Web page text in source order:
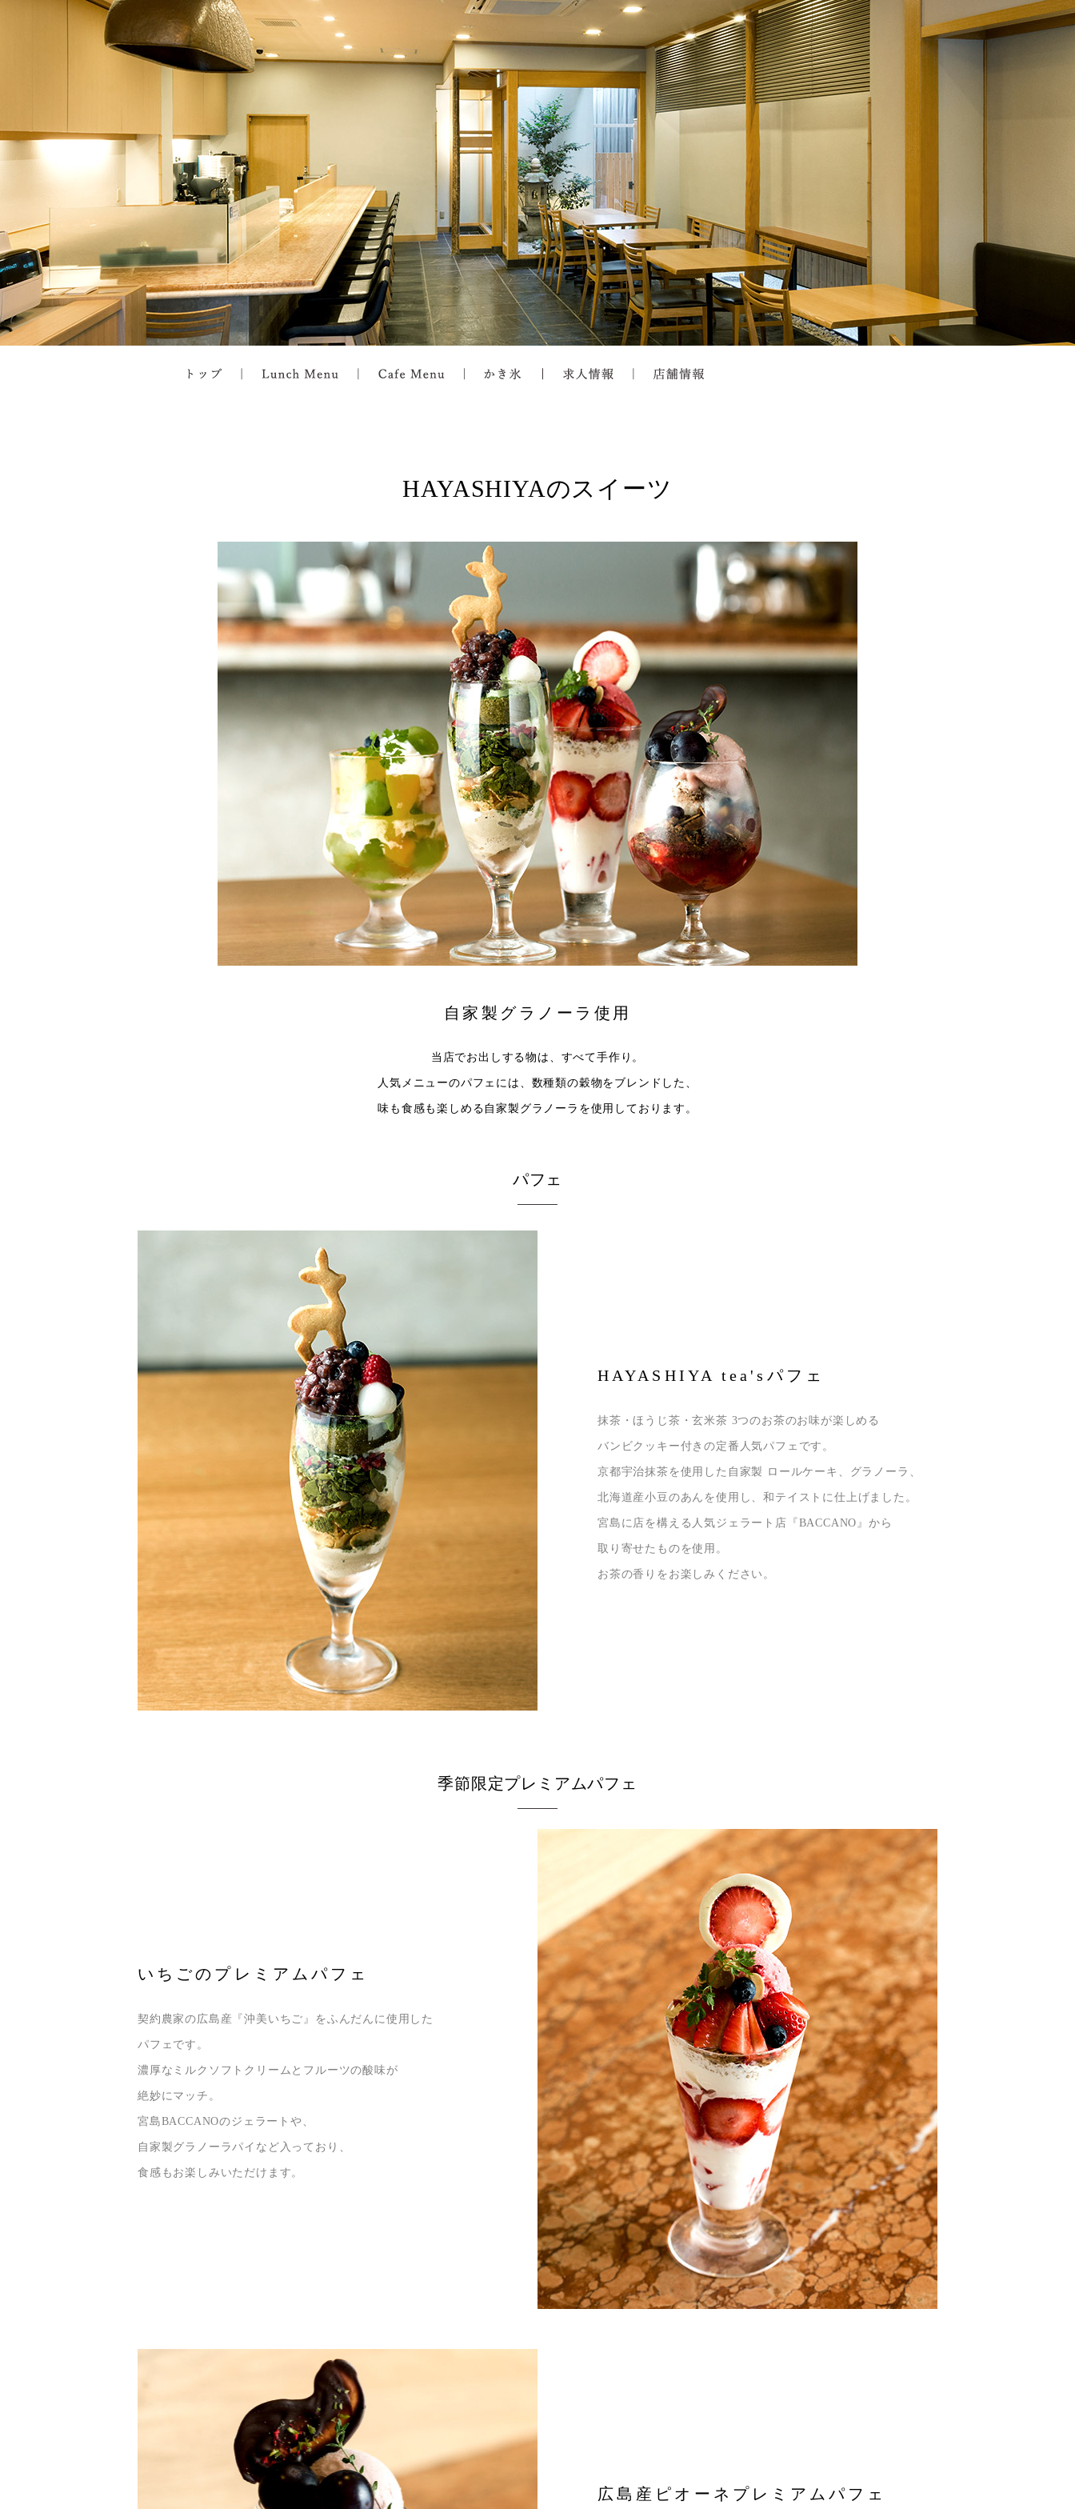
HAYASHIYAのスイーツ
自家製グラノーラ使用
当店でお出しする物は、すべて手作り。
人気メニューのパフェには、数種類の穀物をブレンドした、
味も食感も楽しめる自家製グラノーラを使用しております。
パフェ
HAYASHIYA tea'sパフェ
抹茶・ほうじ茶・玄米茶 3つのお茶のお味が楽しめる
バンビクッキー付きの定番人気パフェです。
京都宇治抹茶を使用した自家製 ロールケーキ、グラノーラ、
北海道産小豆のあんを使用し、和テイストに仕上げました。
宮島に店を構える人気ジェラート店『BACCANO』から
取り寄せたものを使用。
お茶の香りをお楽しみください。
季節限定プレミアムパフェ
いちごのプレミアムパフェ
契約農家の広島産『沖美いちご』をふんだんに使用した
パフェです。
濃厚なミルクソフトクリームとフルーツの酸味が
絶妙にマッチ。
宮島BACCANOのジェラートや、
自家製グラノーラパイなど入っており、
食感もお楽しみいただけます。
広島産ピオーネプレミアムパフェ